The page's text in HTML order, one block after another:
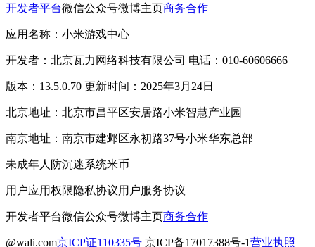
开发者平台微信公众号微博主页商务合作
应用名称：小米游戏中心
开发者：北京瓦力网络科技有限公司 电话：010-60606666
版本：13.5.0.70 更新时间：2025年3月24日
北京地址：北京市昌平区安居路小米智慧产业园
南京地址：南京市建邺区永初路37号小米华东总部
未成年人防沉迷系统米币
用户应用权限隐私协议用户服务协议
开发者平台微信公众号微博主页商务合作
@wali.com京ICP证110335号 京ICP备17017388号-1营业执照